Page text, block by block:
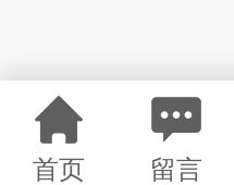
首页 留言